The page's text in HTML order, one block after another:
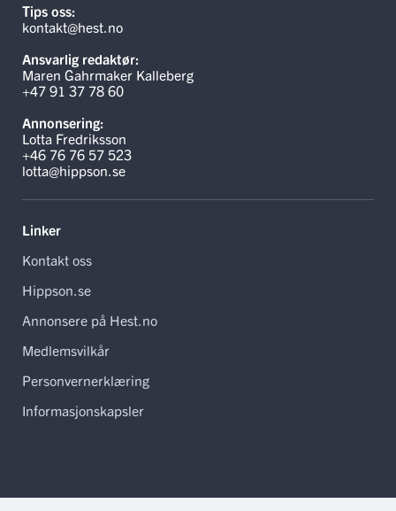
Tips oss:
kontakt@hest.no
Ansvarlig redaktør:
Maren Gahrmaker Kalleberg
+47 91 37 78 60
Annonsering:
Lotta Fredriksson
+46 76 76 57 523
lotta@hippson.se
Linker
Kontakt oss
Hippson.se
Annonsere på Hest.no
Medlemsvilkår
Personvernerklæring
Informasjonskapsler